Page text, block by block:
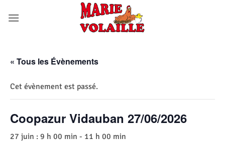
« Tous les Évènements
Cet évènement est passé.
Coopazur Vidauban 27/06/2026
27 juin : 9 h 00 min - 11 h 00 min